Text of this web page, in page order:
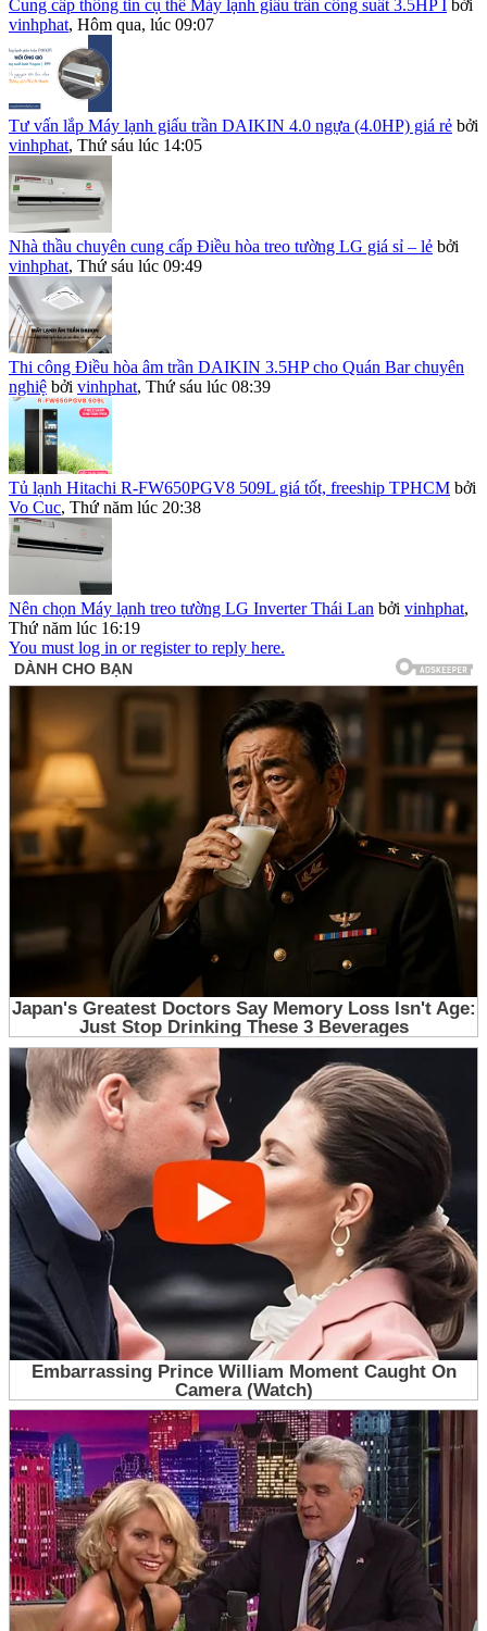
Cung cấp thông tin cụ thể Máy lạnh giấu trần công suất 3.5HP I bởi
vinhphat, Hôm qua, lúc 09:07
Tư vấn lắp Máy lạnh giấu trần DAIKIN 4.0 ngựa (4.0HP) giá rẻ bởi
vinhphat, Thứ sáu lúc 14:05
Nhà thầu chuyên cung cấp Điều hòa treo tường LG giá sỉ – lẻ bởi
vinhphat, Thứ sáu lúc 09:49
Thi công Điều hòa âm trần DAIKIN 3.5HP cho Quán Bar chuyên
nghiệ bởi vinhphat, Thứ sáu lúc 08:39
Tủ lạnh Hitachi R-FW650PGV8 509L giá tốt, freeship TPHCM bởi
Vo Cuc, Thứ năm lúc 20:38
Nên chọn Máy lạnh treo tường LG Inverter Thái Lan bởi vinhphat,
Thứ năm lúc 16:19
You must log in or register to reply here.